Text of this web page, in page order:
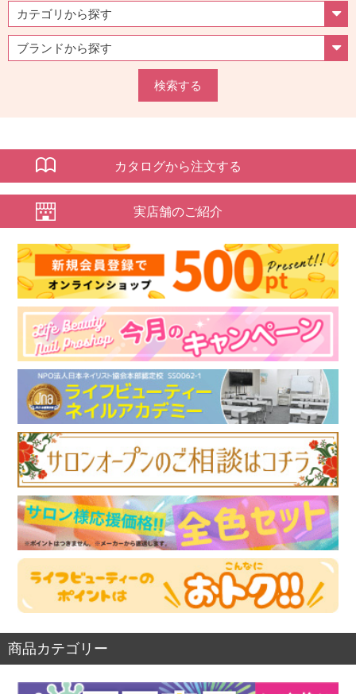
検索する
カタログから注文する
実店舗のご紹介
商品カテゴリー